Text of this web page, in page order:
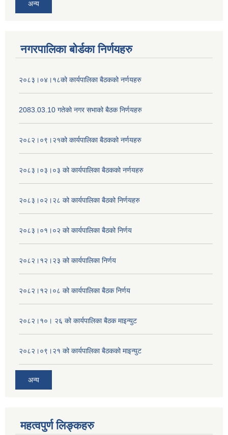
अन्य
नगरपालिका बोर्डका निर्णयहरु
२०८३।०४।१८को कार्यपालिका बैठकको नर्णयहरु
2083.03.10 गतेको नगर सभाको बैठक निर्णयहरु
२०८२।०९।२१को कार्यपालिका बैठकको नर्णयहरु
२०८३।०३।०३ को कार्यपालिका बैठकको नर्णयहरु
२०८३।०२।२८ को कार्यपालिका बैठको निर्णयहरु
२०८३।०१।०२ को कार्यपालिका बैठको निर्णय
२०८२।१२।२३ को कार्यपालिका निर्णय
२०८२।१२।०८ को कार्यपालिका बैठक निर्णय
२०८२।१०। २६ को कार्यपालिका बैठक माइन्युट
२०८२।०९।२१ को कार्यपालिका बैठकको माइन्युट
अन्य
महत्वपुर्ण लिङ्कहरु